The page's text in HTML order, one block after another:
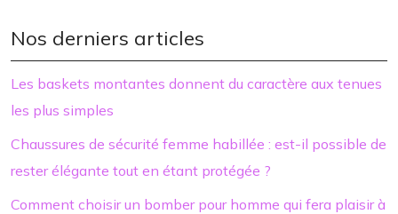
Nos derniers articles
Les baskets montantes donnent du caractère aux tenues
les plus simples
Chaussures de sécurité femme habillée : est-il possible de
rester élégante tout en étant protégée ?
Comment choisir un bomber pour homme qui fera plaisir à